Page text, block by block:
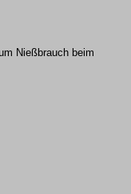
Nießbrauch beim